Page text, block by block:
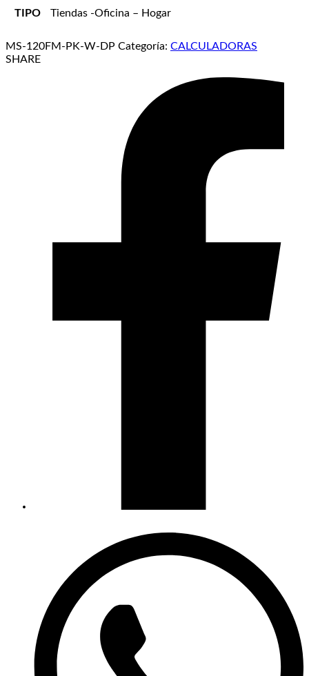
TIPO Tiendas -Oficina – Hogar
MS-120FM-PK-W-DP Categoría: CALCULADORAS
SHARE